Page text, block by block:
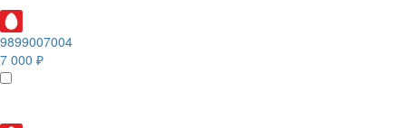
9899007004
7 000 ₽